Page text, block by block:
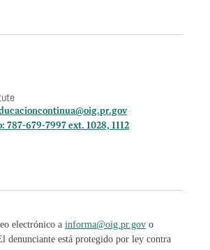
787-679-7997 ext. 1028, 1112
electrónico a informa@oig.pr.gov o
denunciante está protegido por ley contra